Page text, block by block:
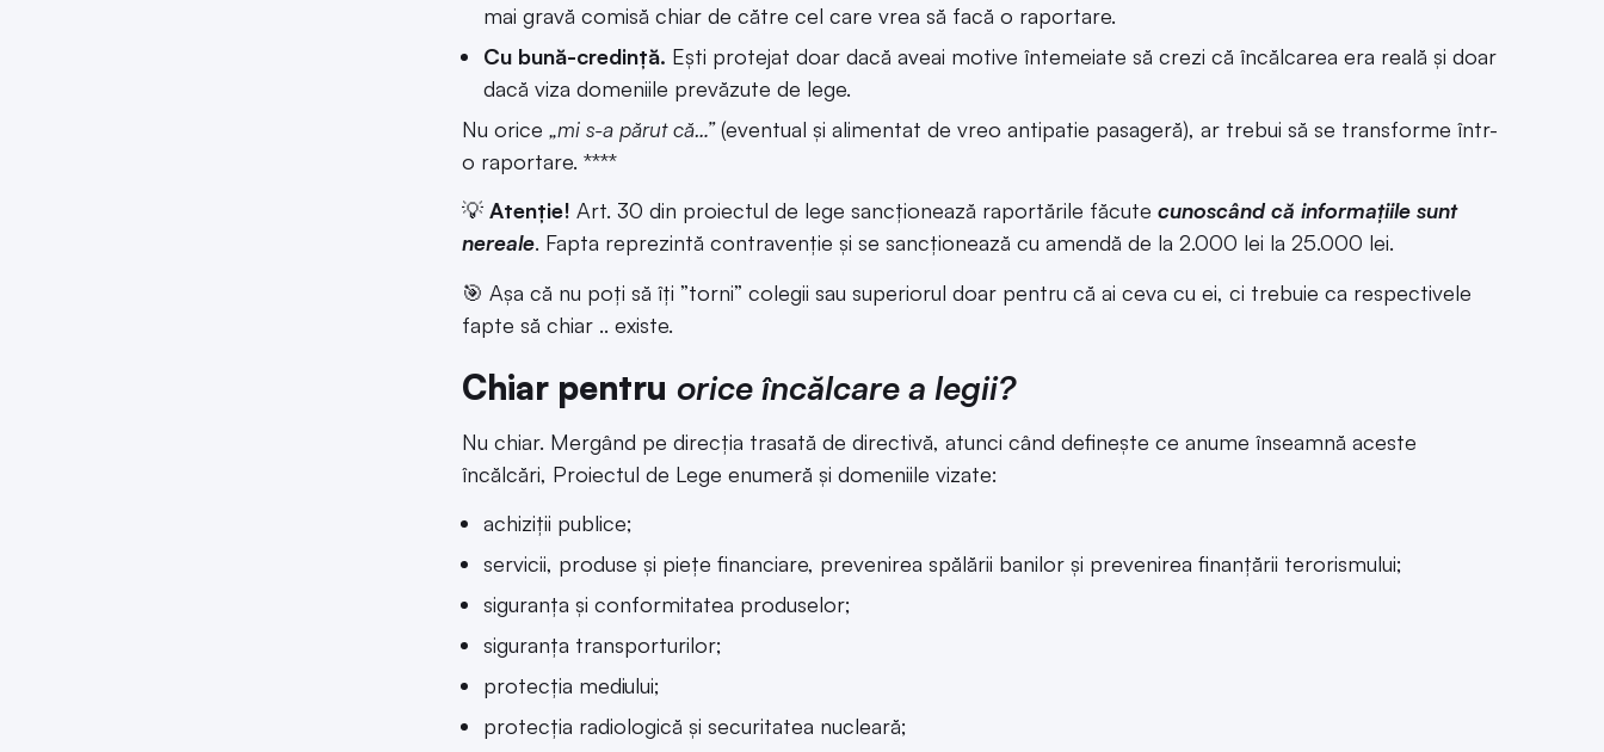
mai gravă comisă chiar de către cel care vrea să facă o raportare.
Cu bună-credință. Ești protejat doar dacă aveai motive întemeiate să crezi că încălcarea era reală și doar
dacă viza domeniile prevăzute de lege.
Nu orice „mi s-a părut că…”(eventual și alimentat de vreo antipatie pasageră), ar trebui să se transforme într-
o raportare. ****
💡 Atenție! Art. 30 din proiectul de lege sancționează raportările făcute cunoscând că informațiile sunt
nereale. Fapta reprezintă contravenție și se sancționează cu amendă de la 2.000 lei la 25.000 lei.
🎯 Așa că nu poți să îți ”torni” colegii sau superiorul doar pentru că ai ceva cu ei, ci trebuie ca respectivele
fapte să chiar .. existe.
Chiar pentru orice încălcare a legii?
Nu chiar. Mergând pe direcția trasată de directivă, atunci când definește ce anume înseamnă aceste
încălcări, Proiectul de Lege enumeră și domeniile vizate:
achiziții publice;
servicii, produse și piețe financiare, prevenirea spălării banilor și prevenirea finanțării terorismului;
siguranța și conformitatea produselor;
siguranța transporturilor;
protecția mediului;
protecția radiologică și securitatea nucleară;